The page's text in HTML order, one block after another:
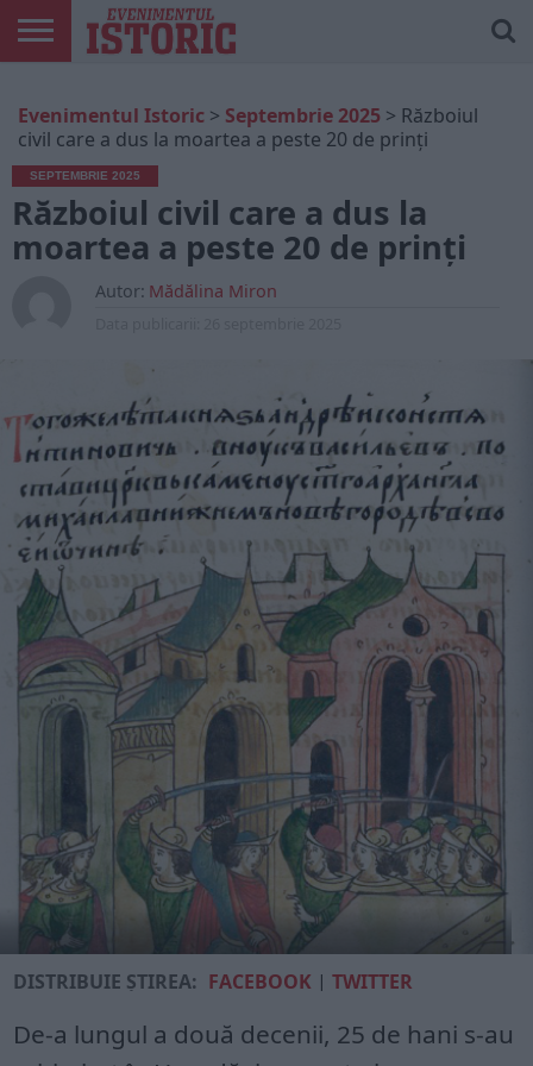
ONLINE
EDIȚII
TIPĂRITE
ISTORIC
PLAY
CONTUL
MEU
Evenimentul Istoric > Septembrie 2025 > Războiul
civil care a dus la moartea a peste 20 de prinți
SEPTEMBRIE 2025
Războiul civil care a dus la
moartea a peste 20 de prinți
Autor: Mădălina Miron
DISTRIBUIE ȘTIREA: FACEBOOK |TWITTER
De-a lungul a două de­cenii, 25 de hani s-au